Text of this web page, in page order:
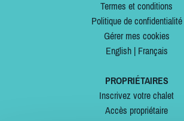
Termes et conditions
Politique de confidentialité
Gérer mes cookies
English| Français
PROPRIÉTAIRES
Inscrivez votre chalet
Accès propriétaire